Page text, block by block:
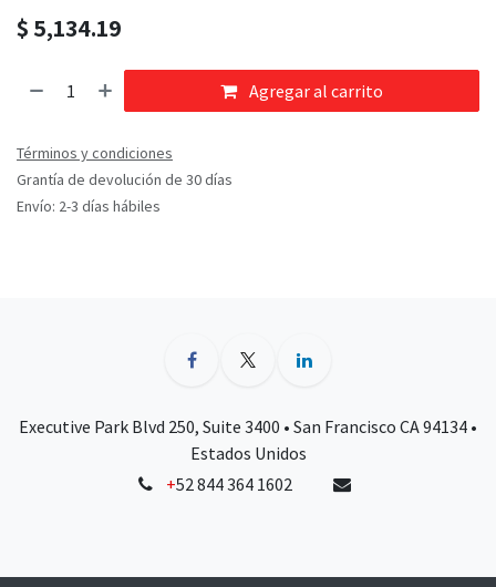
$ 5,134.19
Agregar al carrito
Términos y condiciones
Grantía de devolución de 30 días
Envío: 2-3 días hábiles
Executive Park Blvd 250, Suite 3400 • San Francisco CA 94134 •
Estados Unidos
+52 844 364 1602